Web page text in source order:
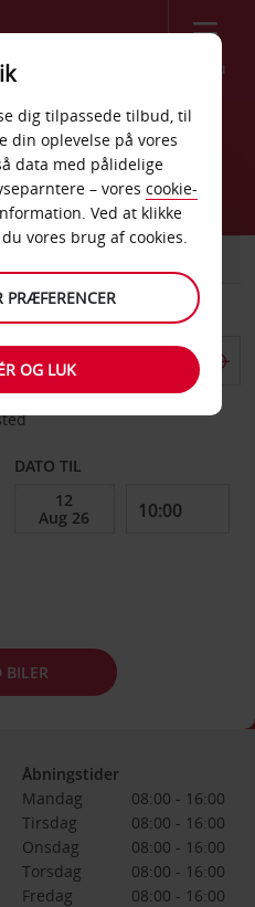
Menu
Lufthavn
DATO TIL
BILER
Åbningstider
Mandag
08:00 - 16:00
Tirsdag
08:00 - 16:00
Onsdag
08:00 - 16:00
Torsdag
08:00 - 16:00
Fredag
08:00 - 16:00
dig tilpassede tilbud, til
din oplevelse på vores
data med pålidelige
– vores cookie-
Ved at klikke
du vores brug af cookies.
PRÆFERENCER
OG LUK